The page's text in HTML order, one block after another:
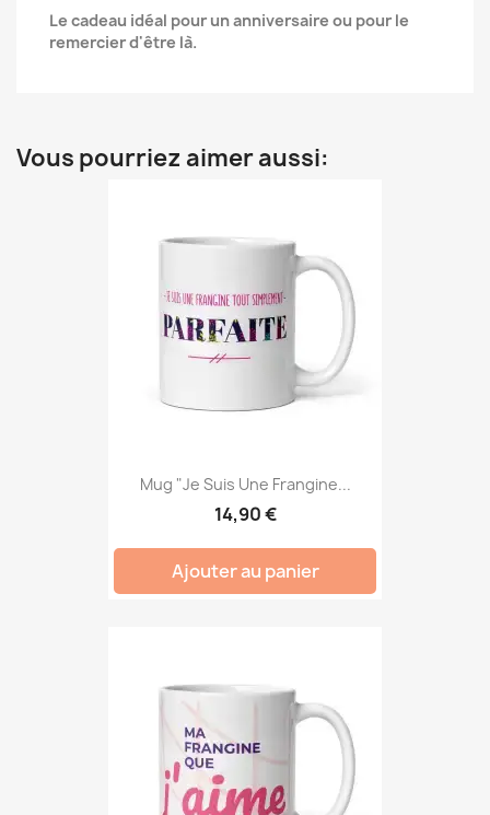
Le cadeau idéal pour un anniversaire ou pour le
remercier d'être là.
Vous pourriez aimer aussi:
Mug "Je Suis Une Frangine...
14,90 €
Ajouter au panier